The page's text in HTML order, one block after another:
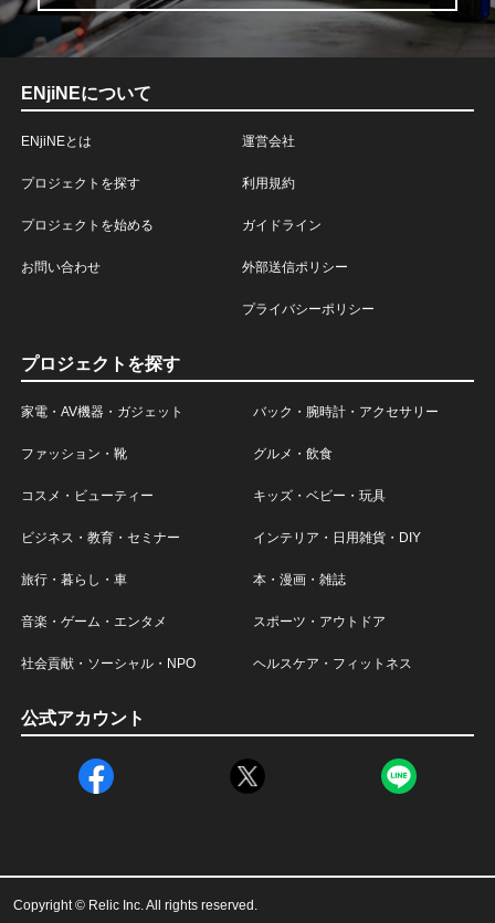
ENjiNEについて
ENjiNEとは
プロジェクトを探す
プロジェクトを始める
お問い合わせ
運営会社
利用規約
ガイドライン
外部送信ポリシー
プライバシーポリシー
プロジェクトを探す
家電・AV機器・ガジェット バック・腕時計・アクセサリー
ファッション・靴 グルメ・飲食
コスメ・ビューティー キッズ・ベビー・玩具
ビジネス・教育・セミナー インテリア・日用雑貨・DIY
旅行・暮らし・車 本・漫画・雑誌
音楽・ゲーム・エンタメ スポーツ・アウトドア
社会貢献・ソーシャル・NPO ヘルスケア・フィットネス
公式アカウント
Copyright © Relic Inc. All rights reserved.